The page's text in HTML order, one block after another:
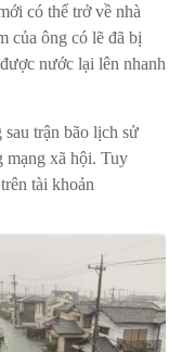
có thể trở về nhà
của ông có lẽ đã bị
nước lại lên nhanh
trận bão lịch sử
mạng xã hội. Tuy
tài khoản